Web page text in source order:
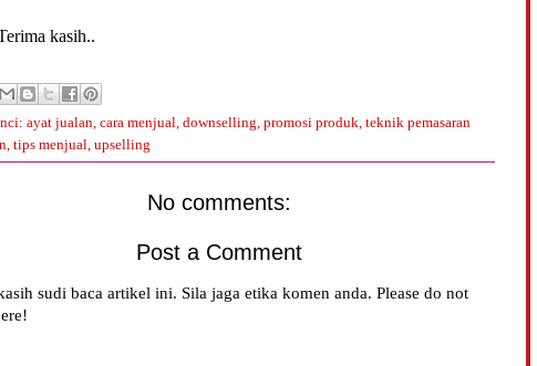
kasih..
ayat jualan, cara menjual, downselling, promosi produk, teknik pemasaran
, tips menjual, upselling
No comments:
Post a Comment
sudi baca artikel ini. Sila jaga etika komen anda. Please do not